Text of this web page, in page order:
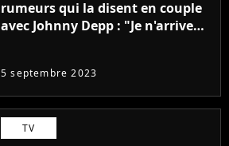
rumeurs qui la disent en couple
avec Johnny Depp : "Je n'arrive
5 septembre 2023
TV